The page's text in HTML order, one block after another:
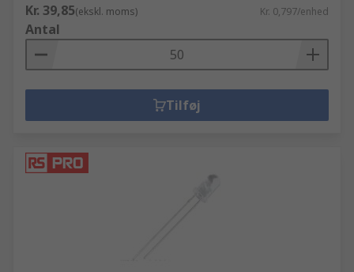
Kr. 39,85(ekskl. moms) Kr. 0,797/enhed
Antal
Tilføj